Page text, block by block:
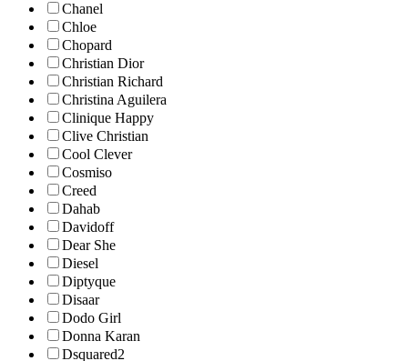
Chanel
Chloe
Chopard
Christian Dior
Christian Richard
Christina Aguilera
Clinique Happy
Clive Christian
Cool Clever
Cosmiso
Creed
Dahab
Davidoff
Dear She
Diesel
Diptyque
Disaar
Dodo Girl
Donna Karan
Dsquared2